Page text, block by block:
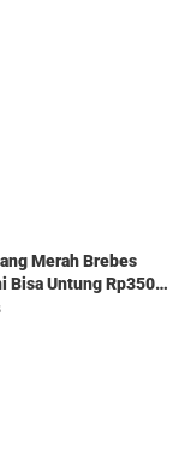
Merah Brebes
Bisa Untung Rp350